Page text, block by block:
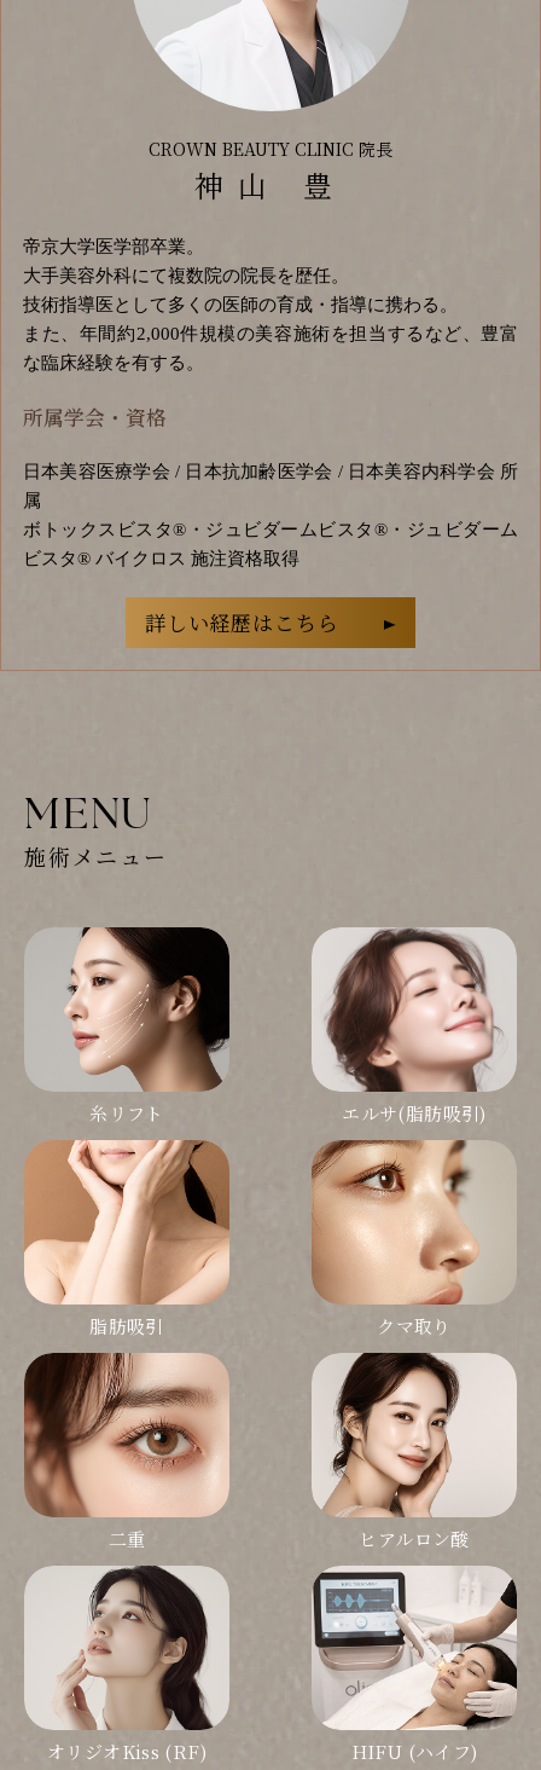
CROWN BEAUTY CLINIC 院長
神山 豊
帝京大学医学部卒業。
大手美容外科にて複数院の院長を歴任。
技術指導医として多くの医師の育成・指導に携わる。
また、年間約2,000件規模の美容施術を担当するなど、豊富
な臨床経験を有する。
所属学会・資格
日本美容医療学会 / 日本抗加齢医学会 / 日本美容内科学会 所
属
ボトックスビスタ®・ジュビダームビスタ®・ジュビダーム
ビスタ® バイクロス 施注資格取得
詳しい経歴はこちら
MENU
施術メニュー
糸リフト エルサ(脂肪吸引)
脂肪吸引 クマ取り
二重 ヒアルロン酸
オリジオKiss (RF) HIFU (ハイフ)